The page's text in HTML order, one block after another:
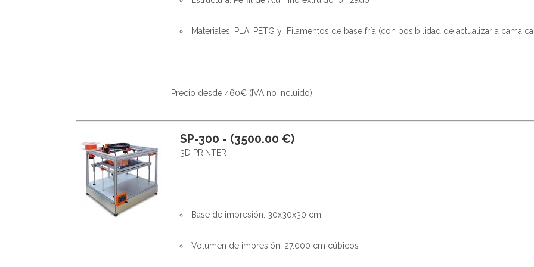
Materiales: PLA, PETG y Filamentos de base fría (con posibilidad de actualizar a cama
Precio desde 460€ (IVA no incluido)
SP-300 - (3500.00 €)
3D PRINTER
Base de impresión: 30x30x30 cm
Volumen de impresión: 27.000 cm cúbicos